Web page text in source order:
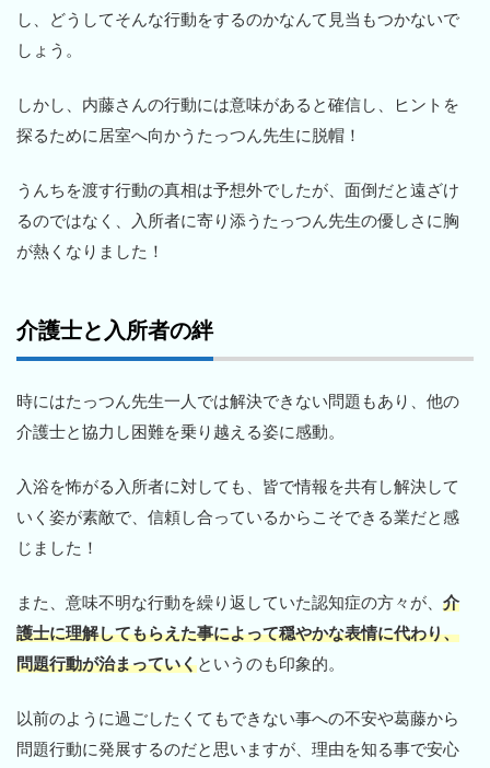
し、どうしてそんな行動をするのかなんて見当もつかないで
しょう。
しかし、内藤さんの行動には意味があると確信し、ヒントを
探るために居室へ向かうたっつん先生に脱帽！
うんちを渡す行動の真相は予想外でしたが、面倒だと遠ざけ
るのではなく、入所者に寄り添うたっつん先生の優しさに胸
が熱くなりました！
介護士と入所者の絆
時にはたっつん先生一人では解決できない問題もあり、他の
介護士と協力し困難を乗り越える姿に感動。
入浴を怖がる入所者に対しても、皆で情報を共有し解決して
いく姿が素敵で、信頼し合っているからこそできる業だと感
じました！
また、意味不明な行動を繰り返していた認知症の方々が、 介
護士に理解してもらえた事によって穏やかな表情に代わり、
問題行動が治まっていくというのも印象的。
以前のように過ごしたくてもできない事への不安や葛藤から
問題行動に発展するのだと思いますが、理由を知る事で安心